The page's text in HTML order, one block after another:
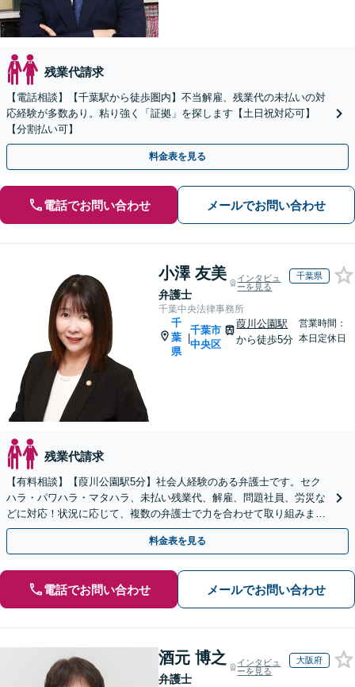
残業代請求
【電話相談】【千葉駅から徒歩圏内】不当解雇、残業代の未払いの対
応経験が多数あり。粘り強く「証拠」を探します【土日祝対応可】
【分割払い可】
料金表を見る
電話でお問い合わせ メールでお問い合わせ
小澤 友美
弁護士
インタビュ
ーを見る
千葉県
千葉中央法律事務所
千
葉
県
|
千葉市
中央区
葭川公園駅
から徒歩5分
営業時間：
本日定休日
残業代請求
【有料相談】【葭川公園駅5分】社会人経験のある弁護士です。セク
ハラ・パワハラ・マタハラ、未払い残業代、解雇、問題社員、労災な
どに対応！状況に応じて、複数の弁護士で力を合わせて取り組みま
す。労働者・使用者ともに対応【電話・メール相談可】
料金表を見る
電話でお問い合わせ メールでお問い合わせ
酒元 博之
弁護士
インタビュ
ーを見る
大阪府